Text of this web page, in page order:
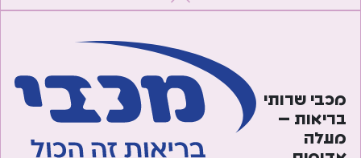
מכבי שרותי
בריאות –
מעלה